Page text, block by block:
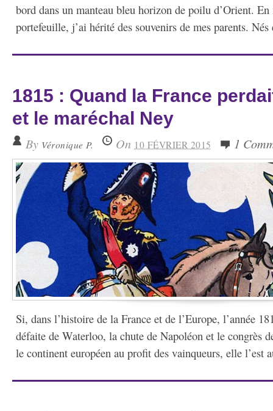
bord dans un manteau bleu horizon de poilu d’Orient. En
portefeuille, j’ai hérité des souvenirs de mes parents.
1815 : Quand la France
et le maréchal Ney
By Véronique P. On 10 FÉVRIER 2015 1
Si, dans l’histoire de la France et de l’Europe, l’année
défaite de Waterloo, la chute de Napoléon et le congrès
le continent européen au profit des vainqueurs, elle l’est